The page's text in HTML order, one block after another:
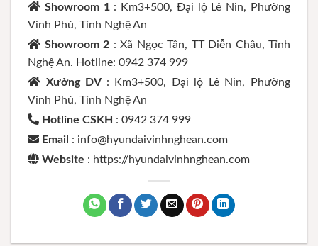
Showroom 1 : Km3+500, Đại lộ Lê Nin, Phường
Vinh Phú, Tỉnh Nghệ An
Showroom 2 : Xã Ngọc Tân, TT Diễn Châu, Tỉnh
Nghệ An. Hotline: 0942 374 999
Xưởng DV : Km3+500, Đại lộ Lê Nin, Phường
Vinh Phú, Tỉnh Nghệ An
Hotline CSKH : 0942 374 999
Email : info@hyundaivinhnghean.com
Website : https://hyundaivinhnghean.com